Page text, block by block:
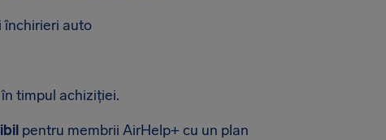
închirieri auto
timpul achiziției.
pentru membrii AirHelp+ cu un plan